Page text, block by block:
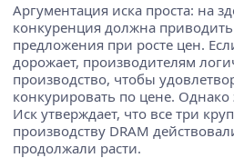
Аргументация иска проста: на
конкуренция должна
предложения при росте цен.
дорожает, производителям
производство, чтобы
конкурировать по цене. Однако
Иск утверждает, что все три
производству DRAM
продолжали расти.